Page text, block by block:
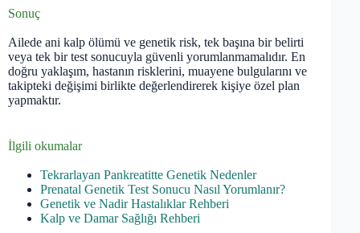
Sonuç
Ailede ani kalp ölümü ve genetik risk, tek başına bir belirti
veya tek bir test sonucuyla güvenli yorumlanmamalıdır. En
doğru yaklaşım, hastanın risklerini, muayene bulgularını ve
takipteki değişimi birlikte değerlendirerek kişiye özel plan
yapmaktır.
İlgili okumalar
Tekrarlayan Pankreatitte Genetik Nedenler
Prenatal Genetik Test Sonucu Nasıl Yorumlanır?
Genetik ve Nadir Hastalıklar Rehberi
Kalp ve Damar Sağlığı Rehberi